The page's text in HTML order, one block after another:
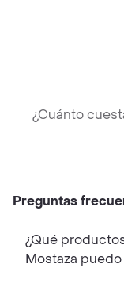
¿Cuánto
Preguntas
¿Qué